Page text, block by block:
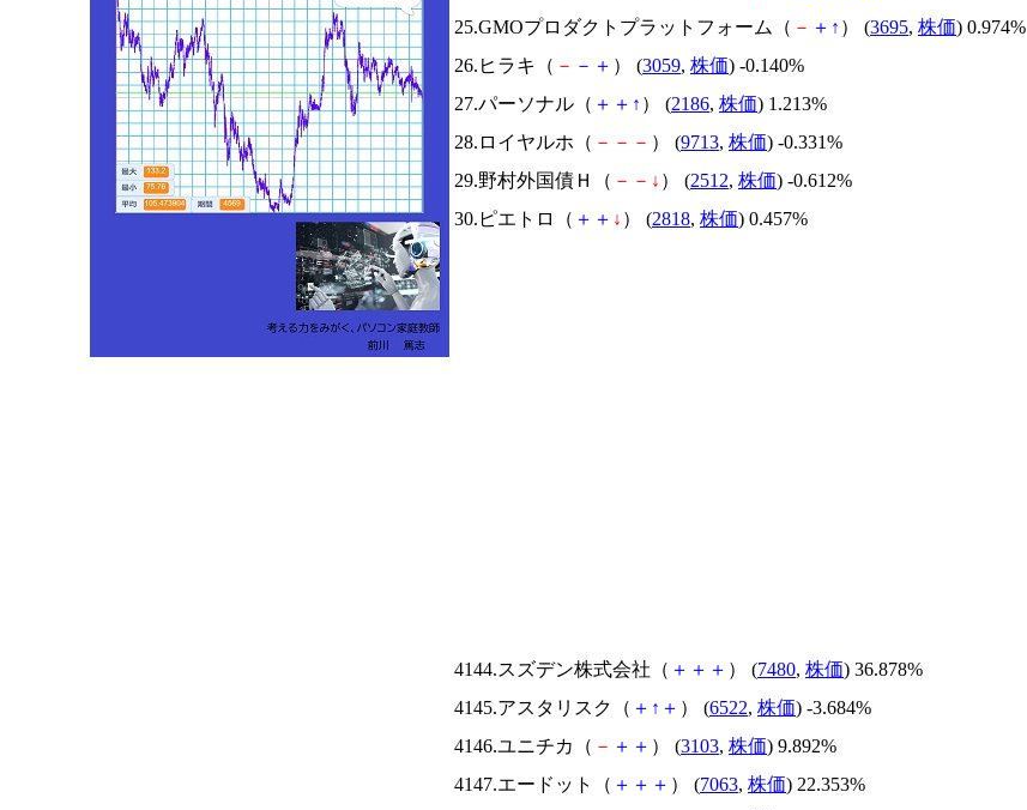
25.GMOプロダクトプラットフォーム（ － ＋ ↑ ） (3695, 株価) 0.974%
26.ヒラキ（ － － ＋ ） (3059, 株価) -0.140%
27.パーソナル（ ＋ ＋ ↑ ） (2186, 株価) 1.213%
28.ロイヤルホ（ － － － ） (9713, 株価) -0.331%
29.野村外国債Ｈ（ － － ↓ ） (2512, 株価) -0.612%
30.ピエトロ（ ＋ ＋ ↓ ） (2818, 株価) 0.457%
4144.スズデン株式会社（ ＋ ＋ ＋ ） (7480, 株価) 36.878%
4145.アスタリスク（ ＋ ↑ ＋ ） (6522, 株価) -3.684%
4146.ユニチカ（ － ＋ ＋ ） (3103, 株価) 9.892%
4147.エードット（ ＋ ＋ ＋ ） (7063, 株価) 22.353%